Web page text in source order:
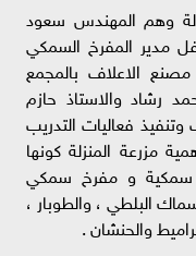
وهم المهندس سعود
مدير المفرخ السمكي
الاعلاف بالمجمع
رشاد والاستاذ حازم
فعاليات التدريب
مزرعة المنزلة كونها
سمكية و مفرخ سمكي
البلطي ، والطوبار ،
والحنشان .